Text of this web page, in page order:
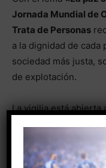
Jornada Mundial de
Trata de Personas
a la dignidad de
sociedad más justa,
de explotación.
La vigilia está abierta
sociales más graves